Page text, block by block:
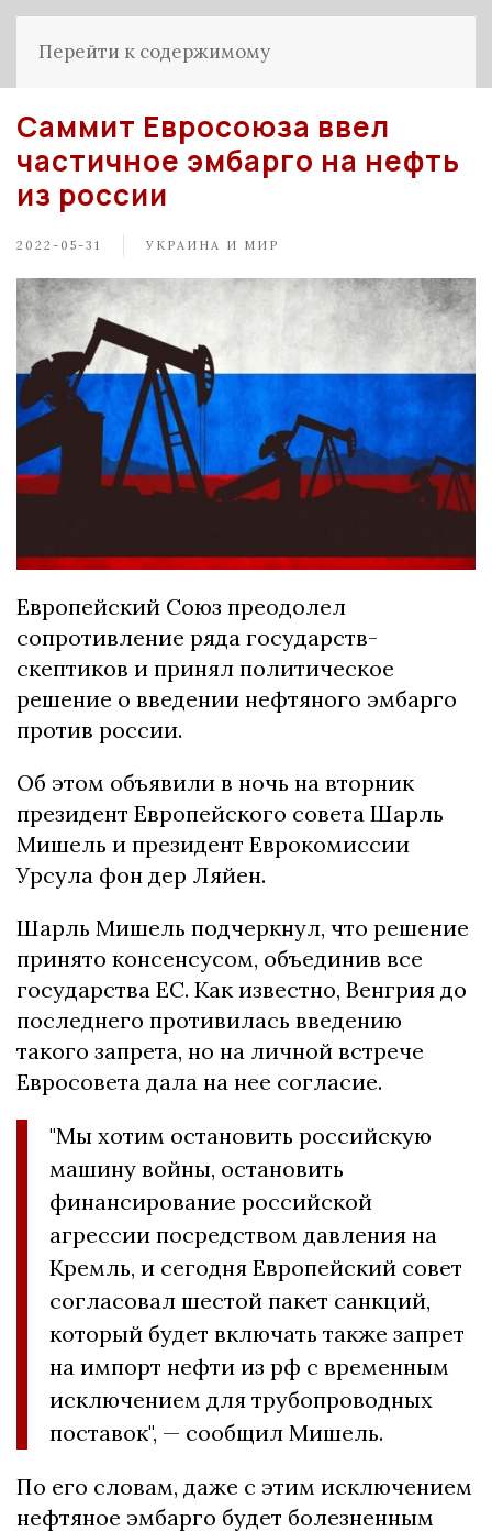
Перейти к содержимому
Саммит Евросоюза ввел
частичное эмбарго на нефть
из россии
2022-05-31 УКРАИНА И МИР
Европейский Союз преодолел
сопротивление ряда государств-
скептиков и принял политическое
решение о введении нефтяного эмбарго
против россии.
Об этом объявили в ночь на вторник
президент Европейского совета Шарль
Мишель и президент Еврокомиссии
Урсула фон дер Ляйен.
Шарль Мишель подчеркнул, что решение
принято консенсусом, объединив все
государства ЕС. Как известно, Венгрия до
последнего противилась введению
такого запрета, но на личной встрече
Евросовета дала на нее согласие.
"Мы хотим остановить российскую
машину войны, остановить
финансирование российской
агрессии посредством давления на
Кремль, и сегодня Европейский совет
согласовал шестой пакет санкций,
который будет включать также запрет
на импорт нефти из рф с временным
исключением для трубопроводных
поставок", — сообщил Мишель.
По его словам, даже с этим исключением
нефтяное эмбарго будет болезненным